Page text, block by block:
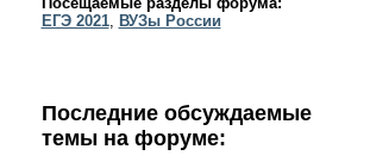
ЕГЭ 2021, ВУЗы России
Последние обсуждаемые
темы на форуме: